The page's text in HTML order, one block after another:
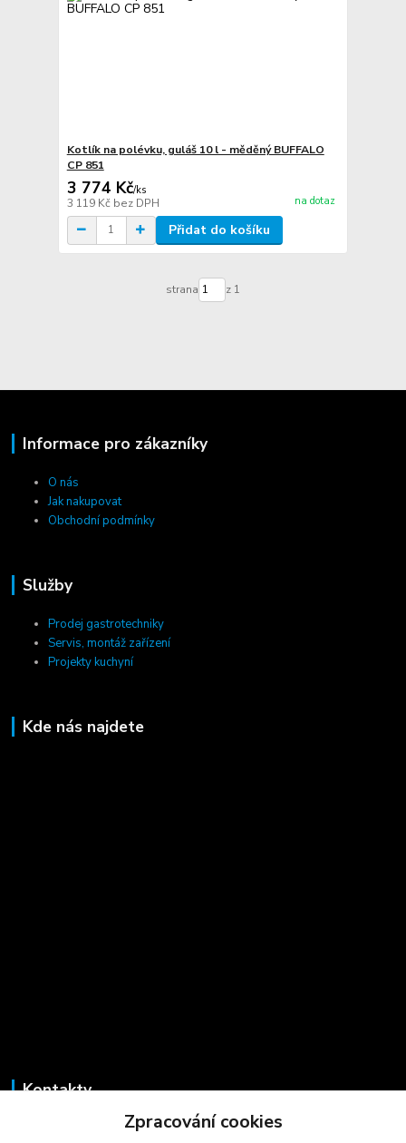
Kotlík na polévku, guláš 10 l - měděný BUFFALO
CP 851
3 774 Kč/ks
3 119 Kč bez DPH na dotaz
Přidat do košíku
strana z 1
Informace pro zákazníky
O nás
Jak nakupovat
Obchodní podmínky
Služby
Prodej gastrotechniky
Servis, montáž zařízení
Projekty kuchyní
Kde nás najdete
Kontakty
Zpracování cookies